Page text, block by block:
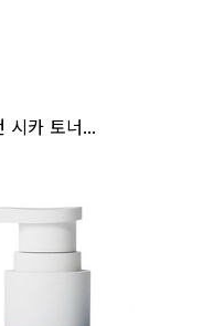
시카 토너...